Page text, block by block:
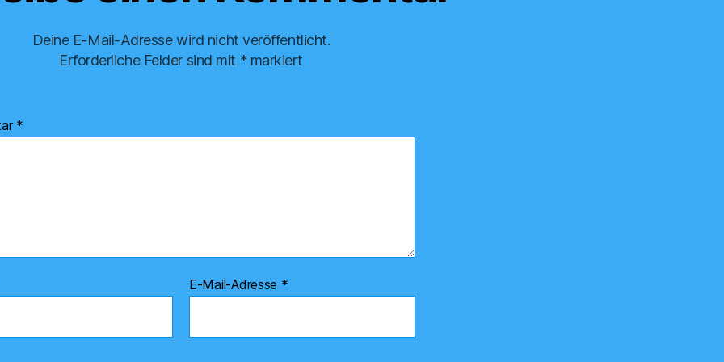
Deine E-Mail-Adresse wird nicht veröffentlicht.
Erforderliche Felder sind mit *markiert
*
E-Mail-Adresse *